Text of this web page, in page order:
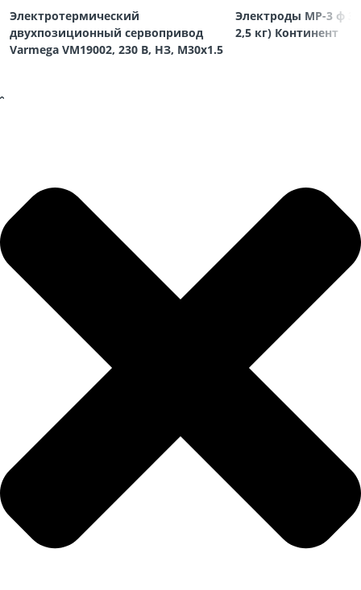
Электротермический
двухпозиционный сервопривод
Varmega VM19002, 230 В, НЗ, M30х1.5
Электроды МР-3 ф
2,5 кг) Континент